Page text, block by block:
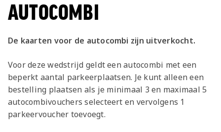
AUTOCOMBI
De kaarten voor de autocombi zijn uitverkocht.
Voor deze wedstrijd geldt een autocombi met een
beperkt aantal parkeerplaatsen. Je kunt alleen een
bestelling plaatsen als je minimaal 3 en maximaal 5
autocombivouchers selecteert en vervolgens 1
parkeervoucher toevoegt.